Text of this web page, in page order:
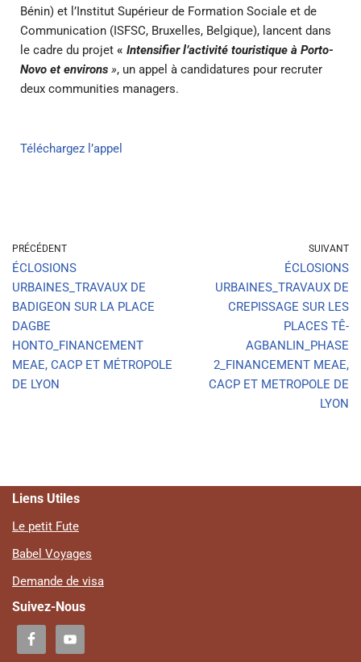
Bénin) et l’Institut Supérieur de Formation Sociale et de
Communication (ISFSC, Bruxelles, Belgique), lancent dans
le cadre du projet « Intensifier l’activité touristique à Porto-
Novo et environs », un appel à candidatures pour recruter
deux communities managers.
Téléchargez l’appel
PRÉCÉDENT
ÉCLOSIONS
URBAINES_TRAVAUX DE
BADIGEON SUR LA PLACE
DAGBE
HONTO_FINANCEMENT
MEAE, CACP ET MÉTROPOLE
DE LYON
SUIVANT
ÉCLOSIONS
URBAINES_TRAVAUX DE
CREPISSAGE SUR LES
PLACES TÊ-
AGBANLIN_PHASE
2_FINANCEMENT MEAE,
CACP ET METROPOLE DE
LYON
Liens Utiles
Le petit Fute
Babel Voyages
Demande de visa
Suivez-Nous